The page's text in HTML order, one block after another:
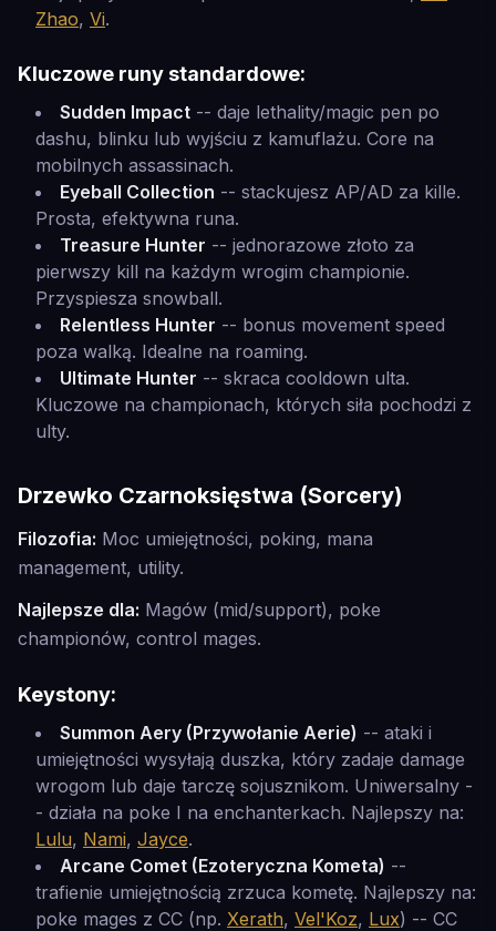
Zhao, Vi.
Kluczowe runy standardowe:
Sudden Impact -- daje lethality/magic pen po
dashu, blinku lub wyjściu z kamuflażu. Core na
mobilnych assassinach.
Eyeball Collection -- stackujesz AP/AD za kille.
Prosta, efektywna runa.
Treasure Hunter -- jednorazowe złoto za
pierwszy kill na każdym wrogim championie.
Przyspiesza snowball.
Relentless Hunter -- bonus movement speed
poza walką. Idealne na roaming.
Ultimate Hunter -- skraca cooldown ulta.
Kluczowe na championach, których siła pochodzi z
ulty.
Drzewko Czarnoksięstwa (Sorcery)
Filozofia: Moc umiejętności, poking, mana
management, utility.
Najlepsze dla: Magów (mid/support), poke
championów, control mages.
Keystony:
Summon Aery (Przywołanie Aerie) -- ataki i
umiejętności wysyłają duszka, który zadaje damage
wrogom lub daje tarczę sojusznikom. Uniwersalny -
- działa na poke I na enchanterkach. Najlepszy na:
Lulu, Nami, Jayce.
Arcane Comet (Ezoteryczna Kometa) --
trafienie umiejętnością zrzuca kometę. Najlepszy na:
poke mages z CC (np. Xerath, Vel'Koz, Lux) -- CC